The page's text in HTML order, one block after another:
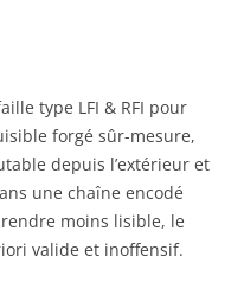
type LFI & RFI pour
forgé sûr-mesure,
depuis l’extérieur et
une chaîne encodé
moins lisible, le
valide et inoffensif.